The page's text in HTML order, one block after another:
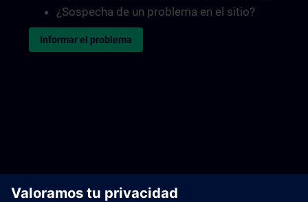
¿Sospecha de un problema en el sitio?
Informar el problema